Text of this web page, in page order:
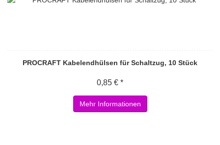
PROCRAFT Kabelendhülsen für Schaltzug, 10 Stück
0,85 € *
Mehr Informationen